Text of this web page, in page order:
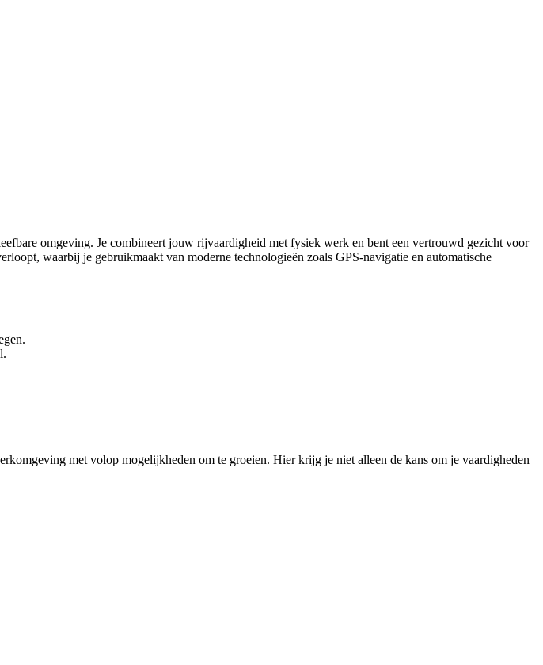
omgeving. Je combineert jouw rijvaardigheid met fysiek werk en bent een vertrouwd gezicht voor
waarbij je gebruikmaakt van moderne technologieën zoals GPS-navigatie en automatische
met volop mogelijkheden om te groeien. Hier krijg je niet alleen de kans om je vaardigheden